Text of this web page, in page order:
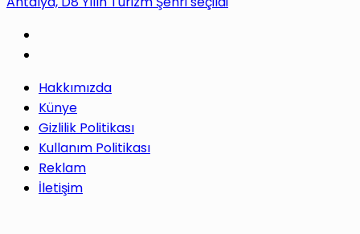
yap
...
Hakkımızda
Künye
Gizlilik Politikası
Kullanım Politikası
Reklam
İletişim